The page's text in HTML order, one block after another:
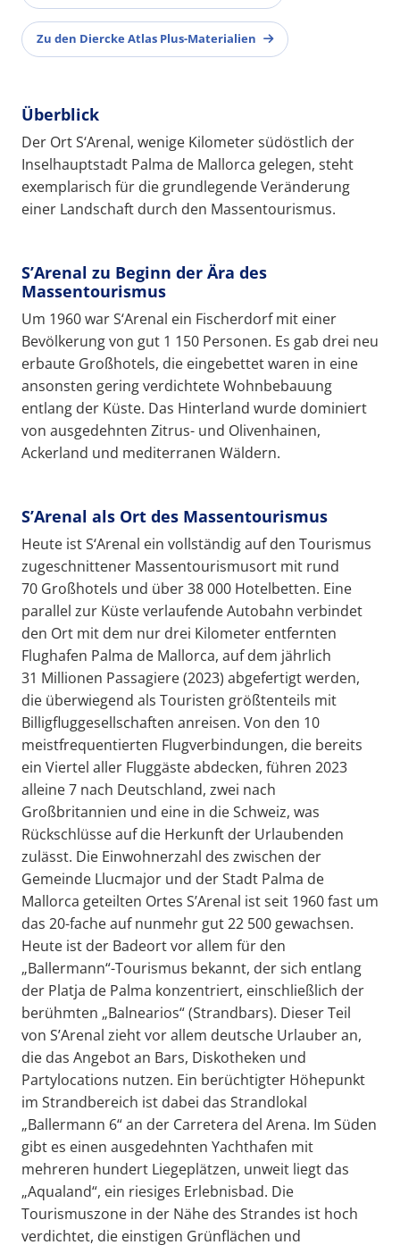
Zu den Diercke Atlas Plus-Materialien
Überblick
Der Ort S‘Arenal, wenige Kilometer südöstlich der
Inselhauptstadt Palma de Mallorca gelegen, steht
exemplarisch für die grundlegende Veränderung
einer Landschaft durch den Massentourismus.
S’Arenal zu Beginn der Ära des
Massentourismus
Um 1960 war S‘Arenal ein Fischerdorf mit einer
Bevölkerung von gut 1 150 Personen. Es gab drei neu
erbaute Großhotels, die eingebettet waren in eine
ansonsten gering verdichtete Wohnbebauung
entlang der Küste. Das Hinterland wurde dominiert
von ausgedehnten Zitrus- und Olivenhainen,
Ackerland und mediterranen Wäldern.
S’Arenal als Ort des Massentourismus
Heute ist S‘Arenal ein vollständig auf den Tourismus
zugeschnittener Massentourismusort mit rund
70 Großhotels und über 38 000 Hotelbetten. Eine
parallel zur Küste verlaufende Autobahn verbindet
den Ort mit dem nur drei Kilometer entfernten
Flughafen Palma de Mallorca, auf dem jährlich
31 Millionen Passagiere (2023) abgefertigt werden,
die überwiegend als Touristen größtenteils mit
Billigfluggesellschaften anreisen. Von den 10
meistfrequentierten Flugverbindungen, die bereits
ein Viertel aller Fluggäste abdecken, führen 2023
alleine 7 nach Deutschland, zwei nach
Großbritannien und eine in die Schweiz, was
Rückschlüsse auf die Herkunft der Urlaubenden
zulässt. Die Einwohnerzahl des zwischen der
Gemeinde Llucmajor und der Stadt Palma de
Mallorca geteilten Ortes S’Arenal ist seit 1960 fast um
das 20-fache auf nunmehr gut 22 500 gewachsen.
Heute ist der Badeort vor allem für den
„Ballermann“-Tourismus bekannt, der sich entlang
der Platja de Palma konzentriert, einschließlich der
berühmten „Balnearios“ (Strandbars). Dieser Teil
von S’Arenal zieht vor allem deutsche Urlauber an,
die das Angebot an Bars, Diskotheken und
Partylocations nutzen. Ein berüchtigter Höhepunkt
im Strandbereich ist dabei das Strandlokal
„Ballermann 6“ an der Carretera del Arena. Im Süden
gibt es einen ausgedehnten Yachthafen mit
mehreren hundert Liegeplätzen, unweit liegt das
„Aqualand“, ein riesiges Erlebnisbad. Die
Tourismuszone in der Nähe des Strandes ist hoch
verdichtet, die einstigen Grünflächen und